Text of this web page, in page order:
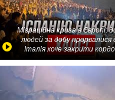
Міграційна криза в Європі:
людей за добу прорвалися
Італія хоче закрити